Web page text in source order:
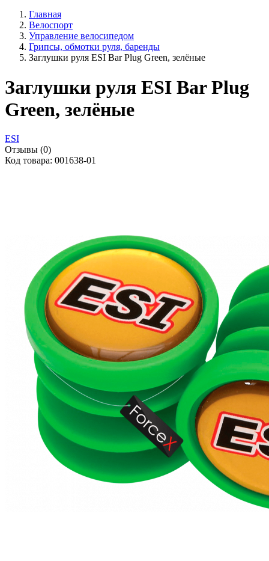
Главная
Велоспорт
Управление велосипедом
Грипсы, обмотки руля, баренды
Заглушки руля ESI Bar Plug Green, зелёные
Заглушки руля ESI Bar Plug
Green, зелёные
ESI
Отзывы (0)
Код товара: 001638-01